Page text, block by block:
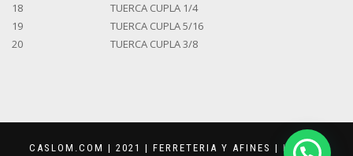
18
TUERCA CUPLA 1/4
19
TUERCA CUPLA 5/16
20
TUERCA CUPLA 3/8
CASLOM.COM | 2021 | FERRETERIA Y AFINES | KEVVAR